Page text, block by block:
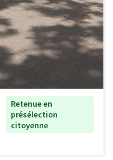
Retenue en
présélection
citoyenne